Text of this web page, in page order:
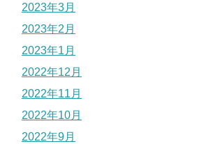
2023年3月
2023年2月
2023年1月
2022年12月
2022年11月
2022年10月
2022年9月